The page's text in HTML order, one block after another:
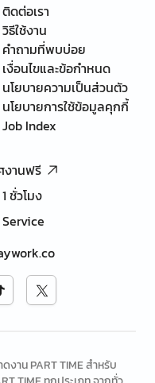
ติดต่อเรา
วิธีใช้งาน
คำถามที่พบบ่อย
เงื่อนไขและข้อกำหนด
นโยบายความเป็นส่วนตัว
นโยบายการใช้ข้อมูลคุกกี้
Job Index
งานฟรี
ชั่วโมง
าน PART TIME สำหรับ